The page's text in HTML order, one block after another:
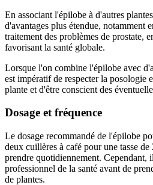
En associant l'épilobe à d'autres
d'avantages plus étendue, notamment
traitement des problèmes de prostate,
favorisant la santé globale.
Lorsque l'on combine l'épilobe avec
est impératif de respecter la posologie
plante et d'être conscient des
Dosage et fréquence
Le dosage recommandé de l'épilobe
deux cuillères à café pour une tasse de
prendre quotidiennement. Cependant,
professionnel de la santé avant de
de plantes.